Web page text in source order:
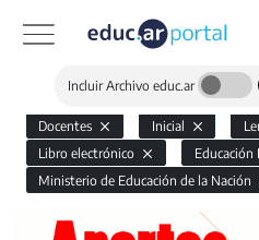
Incluir Archivo educ.ar
Docentes Inicial
Libro electrónico
Educación
Ministerio de Educación de la Nación